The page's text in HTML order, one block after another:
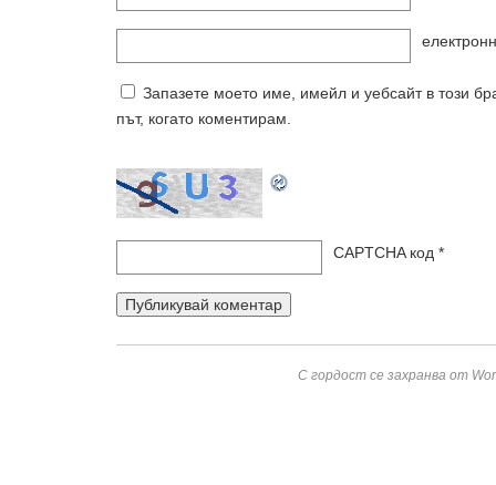
Запазете моето име, имейл и уебсайт в този
път, когато коментирам.
CAPTCHA код *
С гордост се захранва от